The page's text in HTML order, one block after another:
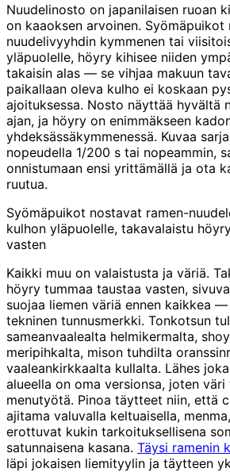
Nuudelinosto on japanilaisen ruoan
on kaaoksen arvoinen. Syömäpuikot
nuudelivyyhdin kymmenen tai
yläpuolelle, höyry kihisee niiden
takaisin alas — se vihjaa makuun
paikallaan oleva kulho ei koskaan
ajoituksessa. Nosto näyttää hyvältä
ajan, ja höyry on enimmäkseen
yhdeksässäkymmenessä. Kuvaa
nopeudella 1/200 s tai nopeammin,
onnistumaan ensi yrittämällä ja ota
ruutua.
Syömäpuikot nostavat ramen-
kulhon yläpuolelle, takavalaistu
vasten
Kaikki muu on valaistusta ja väriä.
höyry tummaa taustaa vasten,
suojaa liemen väriä ennen kaikkea
tekninen tunnusmerkki. Tonkotsun
sameanvaalealta helmikermalta,
meripihkalta, mison tuhdilta
vaaleankirkkaalta kullalta. Lähes
alueella on oma versionsa, joten väri
menutyötä. Pinoa täytteet niin, että
ajitama valuvalla keltuaisella,
erottuvat kukin tarkoituksellisena
satunnaisena kasana. Täysi ramenin
läpi jokaisen liemityylin ja täytteen